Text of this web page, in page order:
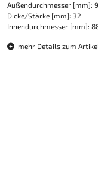
Außendurchmesser [mm]:
Dicke/Stärke [mm]: 32
Innendurchmesser [mm]:
mehr Details zum Artikel